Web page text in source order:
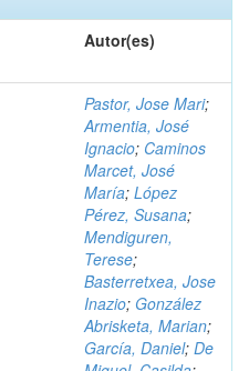
Autor(es)
Pastor, Jose Mari;
Armentia, José
Ignacio; Caminos
Marcet, José
María; López
Pérez, Susana;
Mendiguren,
Terese;
Basterretxea, Jose
Inazio; González
Abrisketa, Marian;
García, Daniel; De